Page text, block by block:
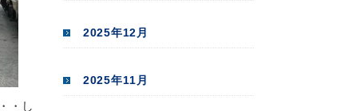
・し
2025年12月
2025年11月